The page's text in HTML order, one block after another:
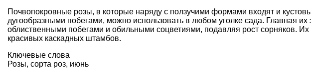
Почвопокровные розы, в которые наряду с ползучими формами входят и
дугообразными побегами, можно использовать в любом уголке сада. Главная
облиственными побегами и обильными соцветиями, подавляя рост сорняков. Их
красивых каскадных штамбов.
Ключевые слова
Розы, сорта роз, июнь